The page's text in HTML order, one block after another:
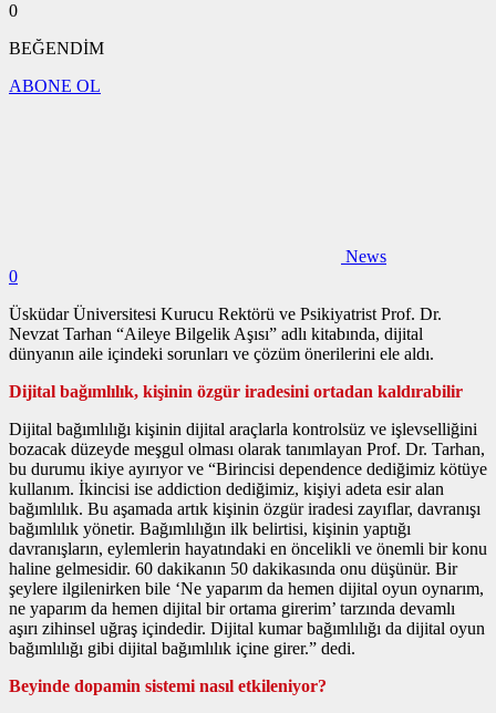
0
BEĞENDİM
ABONE OL
News
0
Üsküdar Üniversitesi Kurucu Rektörü ve Psikiyatrist Prof. Dr.
Nevzat Tarhan “Aileye Bilgelik Aşısı” adlı kitabında, dijital
dünyanın aile içindeki sorunları ve çözüm önerilerini ele aldı.
Dijital bağımlılık, kişinin özgür iradesini ortadan kaldırabilir
Dijital bağımlılığı kişinin dijital araçlarla kontrolsüz ve işlevselliğini
bozacak düzeyde meşgul olması olarak tanımlayan Prof. Dr. Tarhan,
bu durumu ikiye ayırıyor ve “Birincisi dependence dediğimiz kötüye
kullanım. İkincisi ise addiction dediğimiz, kişiyi adeta esir alan
bağımlılık. Bu aşamada artık kişinin özgür iradesi zayıflar, davranışı
bağımlılık yönetir. Bağımlılığın ilk belirtisi, kişinin yaptığı
davranışların, eylemlerin hayatındaki en öncelikli ve önemli bir konu
haline gelmesidir. 60 dakikanın 50 dakikasında onu düşünür. Bir
şeylere ilgilenirken bile ‘Ne yaparım da hemen dijital oyun oynarım,
ne yaparım da hemen dijital bir ortama girerim’ tarzında devamlı
aşırı zihinsel uğraş içindedir. Dijital kumar bağımlılığı da dijital oyun
bağımlılığı gibi dijital bağımlılık içine girer.” dedi.
Beyinde dopamin sistemi nasıl etkileniyor?